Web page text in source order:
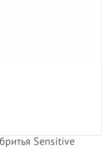
Sensitive